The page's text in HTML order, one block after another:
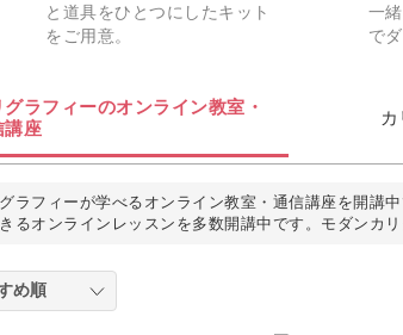
と道具をひとつにしたキット
をご用意。
一
で
グラフィーのオンライン教室・
講座
ラフィーが学べるオンライン教室・通信講座を開講
るオンラインレッスンを多数開講中です。モダンカ